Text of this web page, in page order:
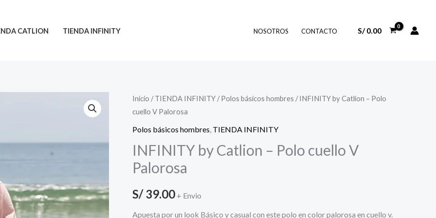
CATLION TIENDA INFINITY NOSOTROS CONTACTO S/0.00
Inicio /TIENDA INFINITY /Polos básicos hombres / INFINITY by Catlion – Polo
cuello V Palorosa
Polos básicos hombres TIENDA INFINITY
INFINITY by Catlion – Polo cuello V
Palorosa
S/39.00 + Envio
Apuesta por un look Básico y casual con este polo en color palorosa en cuello v.
INFINITY
by
Catlion
Polo
cuello
Palorosa
cantidad